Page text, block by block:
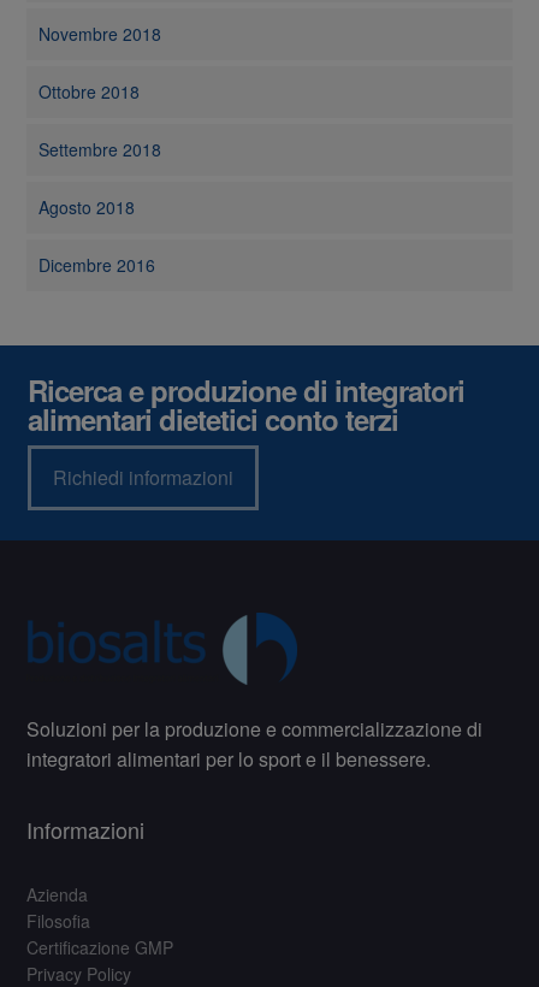
Novembre 2018
Ottobre 2018
Settembre 2018
Agosto 2018
Dicembre 2016
Ricerca e produzione di integratori
alimentari dietetici conto terzi
Richiedi informazioni
Soluzioni per la produzione e commercializzazione di
integratori alimentari per lo sport e il benessere.
Informazioni
Azienda
Filosofia
Certificazione GMP
Privacy Policy